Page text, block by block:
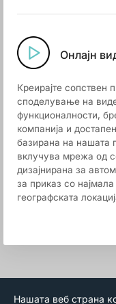
Онлајн
Креирајте сопствен
споделување на
функционалности,
компанија и
базирана на нашата
вклучува мрежа од
дизајнирана за
за приказ со
географската
Нашата веб страна